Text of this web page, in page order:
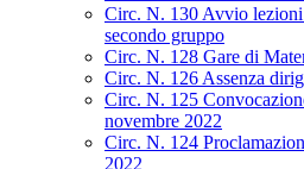
Circ. N. 130 Avvio
secondo gruppo
Circ. N. 128 Gare di
Circ. N. 126 Assenza
Circ. N. 125
novembre 2022
Circ. N. 124
2022